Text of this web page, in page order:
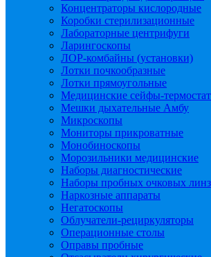
Концентраторы кислородные
Коробки стерилизационные
Лабораторные центрифуги
Ларингоскопы
ЛОР-комбайны (установки)
Лотки почкообразные
Лотки прямоугольные
Медицинские сейфы-
Мешки дыхательные Амбу
Микроскопы
Мониторы прикроватные
Монобиноскопы
Морозильники медицинские
Наборы диагностические
Наборы пробных очковых линз
Наркозные аппараты
Негатоскопы
Облучатели-рециркуляторы
Операционные столы
Оправы пробные